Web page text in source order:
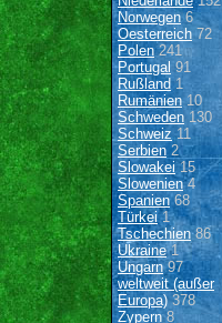
Norwegen6
Oesterreich 72
Polen241
Portugal 91
Rußland1
Rumänien10
Schweden 130
Schweiz 11
Serbien 2
Slowakei 15
Slowenien4
Spanien68
Türkei 1
Tschechien86
Ukraine1
Ungarn97
weltweit (außer
Europa)378
Zypern8